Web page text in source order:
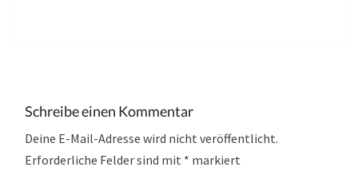
Schreibe einen Kommentar
Deine E-Mail-Adresse wird nicht veröffentlicht.
Erforderliche Felder sind mit * markiert